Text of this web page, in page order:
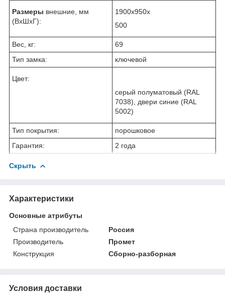
Размеры внешние, мм
(ВхШхГ):
1900x950x
500
Вес, кг:
69
Тип замка:
ключевой
Цвет:
cерый полуматовый (RAL
7038), двери синие (RAL
5002)
Тип покрытия:
порошковое
Гарантия:
2 года
Скрыть
Характеристики
Основные атрибуты
Страна производитель
Россия
Производитель
Промет
Конструкция
Сборно-разборная
Условия доставки